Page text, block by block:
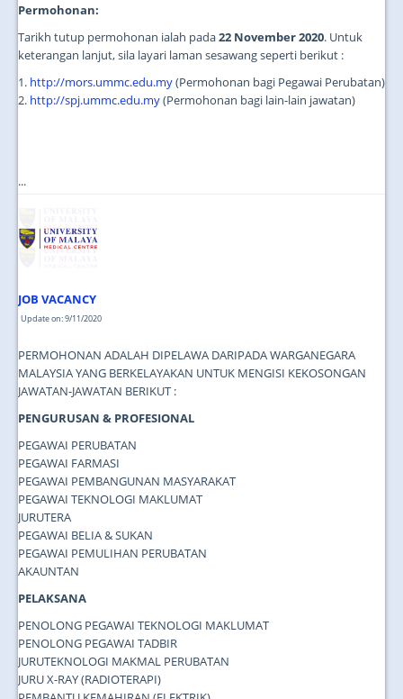
Permohonan:
Tarikh tutup permohonan ialah pada22 November 2020. Untuk
keterangan lanjut, sila layari laman sesawang seperti berikut :
1. http://mors.ummc.edu.my(Permohonan bagi Pegawai Perubatan)
2. http://spj.ummc.edu.my(Permohonan bagi lain-lain jawatan)
...
JOB VACANCY
Update on: 9/11/2020
PERMOHONAN ADALAH DIPELAWA DARIPADA WARGANEGARA
MALAYSIA YANG BERKELAYAKAN UNTUK MENGISI KEKOSONGAN
JAWATAN-JAWATAN BERIKUT :
PENGURUSAN & PROFESIONAL
PEGAWAI PERUBATAN
PEGAWAI FARMASI
PEGAWAI PEMBANGUNAN MASYARAKAT
PEGAWAI TEKNOLOGI MAKLUMAT
JURUTERA
PEGAWAI BELIA & SUKAN
PEGAWAI PEMULIHAN PERUBATAN
AKAUNTAN
PELAKSANA
PENOLONG PEGAWAI TEKNOLOGI MAKLUMAT
PENOLONG PEGAWAI TADBIR
JURUTEKNOLOGI MAKMAL PERUBATAN
JURU X-RAY (RADIOTERAPI)